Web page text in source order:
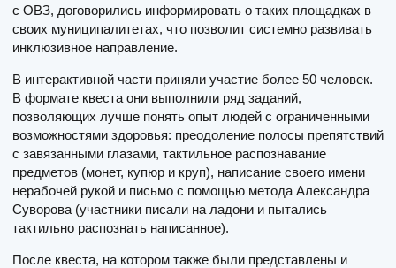
с ОВЗ, договорились информировать о таких площадках в
своих муниципалитетах, что позволит системно развивать
инклюзивное направление.
В интерактивной части приняли участие более 50 человек.
В формате квеста они выполнили ряд заданий,
позволяющих лучше понять опыт людей с ограниченными
возможностями здоровья: преодоление полосы препятствий
с завязанными глазами, тактильное распознавание
предметов (монет, купюр и круп), написание своего имени
нерабочей рукой и письмо с помощью метода Александра
Суворова (участники писали на ладони и пытались
тактильно распознать написанное).
После квеста, на котором также были представлены и